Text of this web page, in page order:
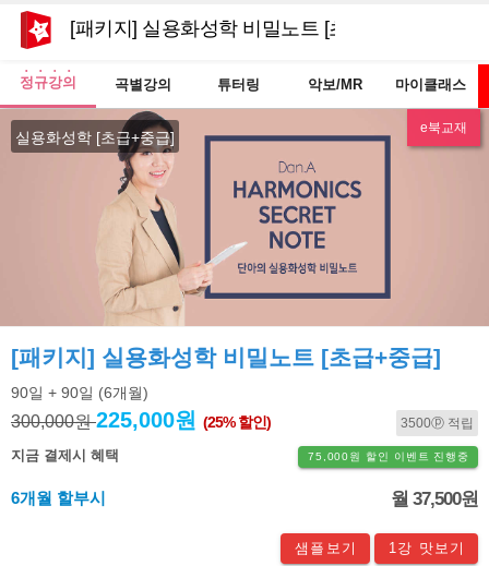
[패키지] 실용화성학 비밀노트 [초급+중급]
정규강의 곡별강의 튜터링 악보/MR 마이클래스
e북교재
실용화성학 [초급+중급]
[패키지] 실용화성학 비밀노트 [초급+중급]
90일 + 90일 (6개월)
300,000원225,000원 (25% 할인) 3500ⓟ 적립
지금 결제시 혜택 75,000원 할인 이벤트 진행중
6개월 할부시 월 37,500원
샘플보기 1강 맛보기